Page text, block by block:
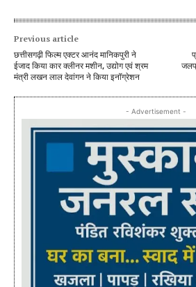
Previous article
छत्तीसगढ़ी फिल्म एक्टर आनंद मानिकपुरी ने
ईजाद किया कार क्लीनर मशीन, उद्योग एवं श्रम
मंत्री लखन लाल देवांगन ने किया इनॉग्रेशन
- Advertisement -